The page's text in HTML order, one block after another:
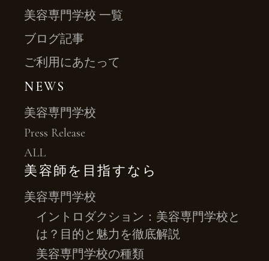
美容専門学校 一覧
ブログ記事
ご利用にあたって
NEWS
美容専門学校
Press Release
ALL
美容師を目指すなら
美容専門学校
イントロダクション：美容専門学校と
は？目的と魅力を徹底解説
美容専門学校の種類